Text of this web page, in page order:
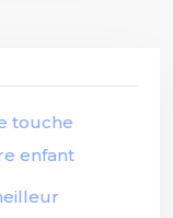
touche
enfant